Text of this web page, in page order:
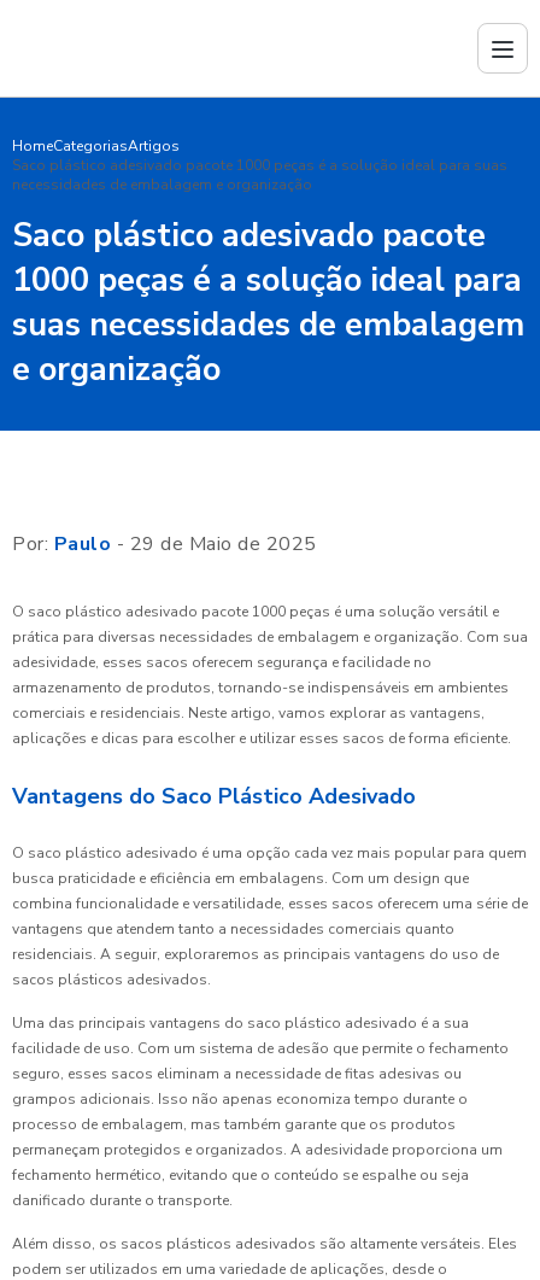
HomeCategoriasArtigos
Saco plástico adesivado pacote 1000 peças é a solução ideal para suas
necessidades de embalagem e organização
Saco plástico adesivado pacote
1000 peças é a solução ideal para
suas necessidades de embalagem
e organização
Por: Paulo - 29 de Maio de 2025
O saco plástico adesivado pacote 1000 peças é uma solução versátil e
prática para diversas necessidades de embalagem e organização. Com sua
adesividade, esses sacos oferecem segurança e facilidade no
armazenamento de produtos, tornando-se indispensáveis em ambientes
comerciais e residenciais. Neste artigo, vamos explorar as vantagens,
aplicações e dicas para escolher e utilizar esses sacos de forma eficiente.
Vantagens do Saco Plástico Adesivado
O saco plástico adesivado é uma opção cada vez mais popular para quem
busca praticidade e eficiência em embalagens. Com um design que
combina funcionalidade e versatilidade, esses sacos oferecem uma série de
vantagens que atendem tanto a necessidades comerciais quanto
residenciais. A seguir, exploraremos as principais vantagens do uso de
sacos plásticos adesivados.
Uma das principais vantagens do saco plástico adesivado é a sua
facilidade de uso. Com um sistema de adesão que permite o fechamento
seguro, esses sacos eliminam a necessidade de fitas adesivas ou
grampos adicionais. Isso não apenas economiza tempo durante o
processo de embalagem, mas também garante que os produtos
permaneçam protegidos e organizados. A adesividade proporciona um
fechamento hermético, evitando que o conteúdo se espalhe ou seja
danificado durante o transporte.
Além disso, os sacos plásticos adesivados são altamente versáteis. Eles
podem ser utilizados em uma variedade de aplicações, desde o